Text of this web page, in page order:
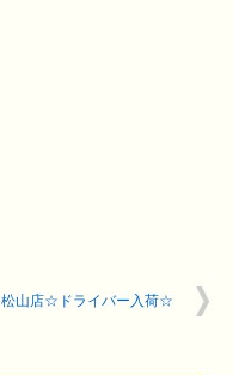
松山店☆ドライバー入荷☆